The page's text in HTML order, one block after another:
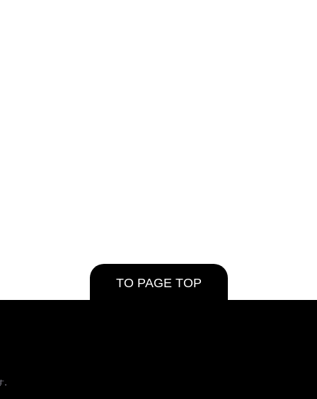
TO PAGE TOP